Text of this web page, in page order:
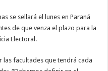
se sellará el lunes en Paraná
de que venza el plazo para la
Electoral.
facultades que tendrá cada